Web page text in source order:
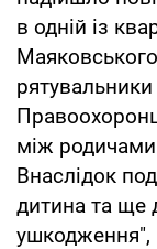
в одній із
рятувальники
між родичами
Внаслідок
дитина та ще
ушкодження",